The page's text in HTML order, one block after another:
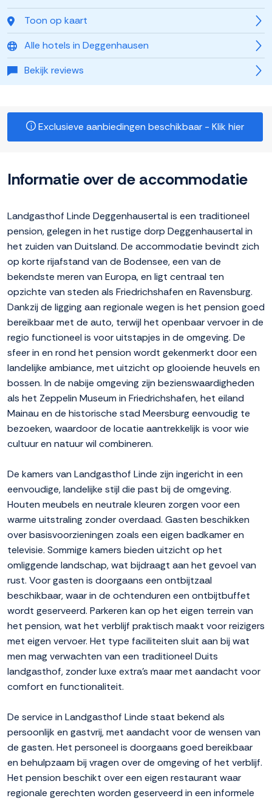
Toon op kaart
Alle hotels in Deggenhausen
Bekijk reviews
Exclusieve aanbiedingen beschikbaar - Klik hier
Informatie over de accommodatie
Landgasthof Linde Deggenhausertal is een traditioneel
pension, gelegen in het rustige dorp Deggenhausertal in
het zuiden van Duitsland. De accommodatie bevindt zich
op korte rijafstand van de Bodensee, een van de
bekendste meren van Europa, en ligt centraal ten
opzichte van steden als Friedrichshafen en Ravensburg.
Dankzij de ligging aan regionale wegen is het pension goed
bereikbaar met de auto, terwijl het openbaar vervoer in de
regio functioneel is voor uitstapjes in de omgeving. De
sfeer in en rond het pension wordt gekenmerkt door een
landelijke ambiance, met uitzicht op glooiende heuvels en
bossen. In de nabije omgeving zijn bezienswaardigheden
als het Zeppelin Museum in Friedrichshafen, het eiland
Mainau en de historische stad Meersburg eenvoudig te
bezoeken, waardoor de locatie aantrekkelijk is voor wie
cultuur en natuur wil combineren.
De kamers van Landgasthof Linde zijn ingericht in een
eenvoudige, landelijke stijl die past bij de omgeving.
Houten meubels en neutrale kleuren zorgen voor een
warme uitstraling zonder overdaad. Gasten beschikken
over basisvoorzieningen zoals een eigen badkamer en
televisie. Sommige kamers bieden uitzicht op het
omliggende landschap, wat bijdraagt aan het gevoel van
rust. Voor gasten is doorgaans een ontbijtzaal
beschikbaar, waar in de ochtenduren een ontbijtbuffet
wordt geserveerd. Parkeren kan op het eigen terrein van
het pension, wat het verblijf praktisch maakt voor reizigers
met eigen vervoer. Het type faciliteiten sluit aan bij wat
men mag verwachten van een traditioneel Duits
landgasthof, zonder luxe extra's maar met aandacht voor
comfort en functionaliteit.
De service in Landgasthof Linde staat bekend als
persoonlijk en gastvrij, met aandacht voor de wensen van
de gasten. Het personeel is doorgaans goed bereikbaar
en behulpzaam bij vragen over de omgeving of het verblijf.
Het pension beschikt over een eigen restaurant waar
regionale gerechten worden geserveerd in een informele